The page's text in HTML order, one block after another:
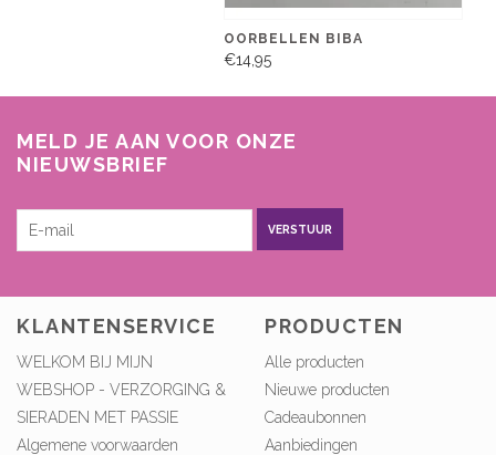
OORBELLEN BIBA
€14,95
MELD JE AAN VOOR ONZE
NIEUWSBRIEF
VERSTUUR
KLANTENSERVICE
WELKOM BIJ MIJN
WEBSHOP - VERZORGING &
SIERADEN MET PASSIE
Algemene voorwaarden
PRODUCTEN
Alle producten
Nieuwe producten
Cadeaubonnen
Aanbiedingen